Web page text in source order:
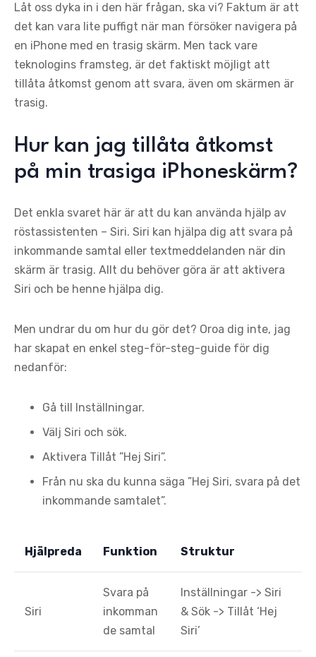
Låt oss dyka in i den här frågan, ska vi? Faktum är att
det kan vara lite puffigt när man försöker navigera på
en iPhone med en trasig skärm. Men tack vare
teknologins framsteg, är det faktiskt möjligt att
tillåta åtkomst genom att svara, även om skärmen är
trasig.
Hur kan jag tillåta åtkomst
på min trasiga iPhoneskärm?
Det enkla svaret här är att du kan använda hjälp av
röstassistenten – Siri. Siri kan hjälpa dig att svara på
inkommande samtal eller textmeddelanden när din
skärm är trasig. Allt du behöver göra är att aktivera
Siri och be henne hjälpa dig.
Men undrar du om hur du gör det? Oroa dig inte, jag
har skapat en enkel steg-för-steg-guide för dig
nedanför:
Gå till Inställningar.
Välj Siri och sök.
Aktivera Tillåt ”Hej Siri”.
Från nu ska du kunna säga ”Hej Siri, svara på det
inkommande samtalet”.
Hjälpreda Funktion Struktur
Siri
Svara på
inkomman
de samtal
Inställningar -> Siri
& Sök -> Tillåt ‘Hej
Siri’